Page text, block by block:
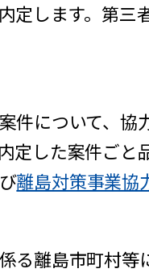
定します。第
件について、協
した案件ごと
離島対策事業協
る離島市町村等